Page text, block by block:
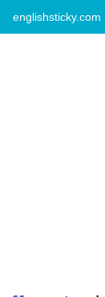
englishsticky.com